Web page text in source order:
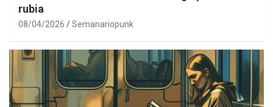
rubia
08/04/2026 Semanariopunk